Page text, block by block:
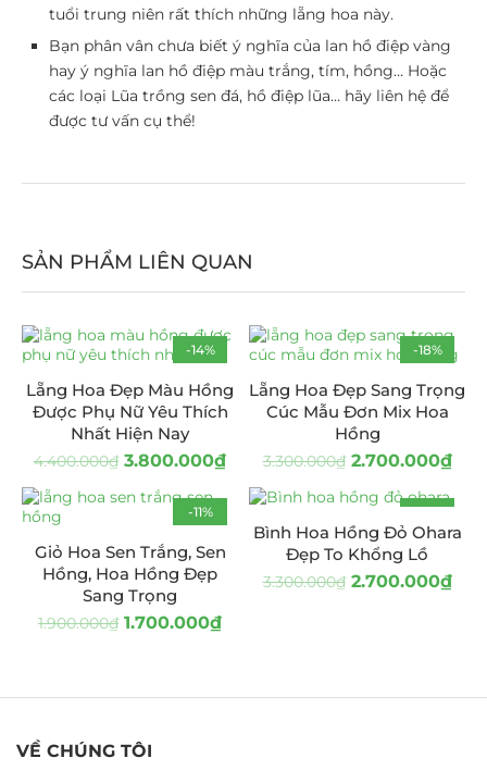
tuổi trung niên rất thích những lẵng hoa này.
Bạn phân vân chưa biết ý nghĩa của lan hồ điệp vàng
hay ý nghĩa lan hồ điệp màu trắng, tím, hồng… Hoặc
các loại Lũa trồng sen đá, hồ điệp lũa… hãy liên hệ để
được tư vấn cụ thể!
SẢN PHẨM LIÊN QUAN
-14%
Lẵng Hoa Đẹp Màu Hồng
Được Phụ Nữ Yêu Thích
Nhất Hiện Nay
4.400.000₫ 3.800.000₫
-18%
Lẵng Hoa Đẹp Sang Trọng
Cúc Mẫu Đơn Mix Hoa
Hồng
3.300.000₫ 2.700.000₫
-11%
Giỏ Hoa Sen Trắng, Sen
Hồng, Hoa Hồng Đẹp
Sang Trọng
1.900.000₫ 1.700.000₫
-18%
HOT
Bình Hoa Hồng Đỏ Ohara
Đẹp To Khổng Lồ
3.300.000₫ 2.700.000₫
VỀ CHÚNG TÔI